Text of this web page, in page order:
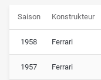
Saison Konstrukteur
1958 Ferrari
1957 Ferrari